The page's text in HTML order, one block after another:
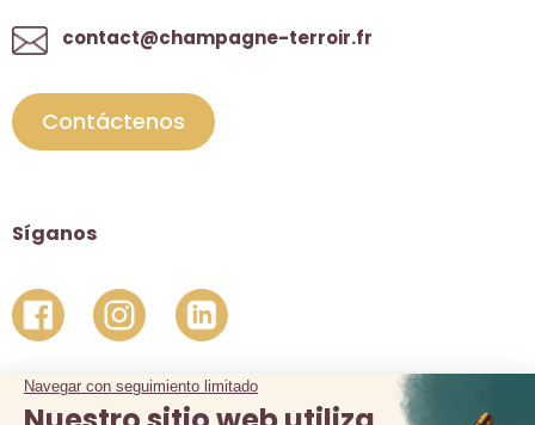
contact@champagne-terroir.fr
Contáctenos
Síganos